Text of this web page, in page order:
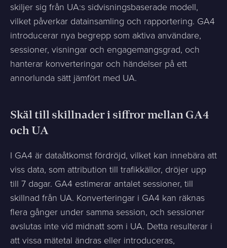
skiljer sig från UA:s sidvisningsbaserade modell,
vilket påverkar datainsamling och rapportering. GA4
introducerar nya begrepp som aktiva användare,
sessioner, visningar och engagemangsgrad, och
hanterar konverteringar och händelser på ett
annorlunda sätt jämfört med UA.
Skäl till skillnader i siffror mellan GA4
och UA
I GA4 är dataåtkomst fördröjd, vilket kan innebära att
viss data, som attribution till trafikkällor, dröjer upp
till 7 dagar. GA4 estimerar antalet sessioner, till
skillnad från UA. Konverteringar i GA4 kan räknas
flera gånger under samma session, och sessioner
avslutas inte vid midnatt som i UA. Detta resulterar i
att vissa mätetal ändras eller introduceras,